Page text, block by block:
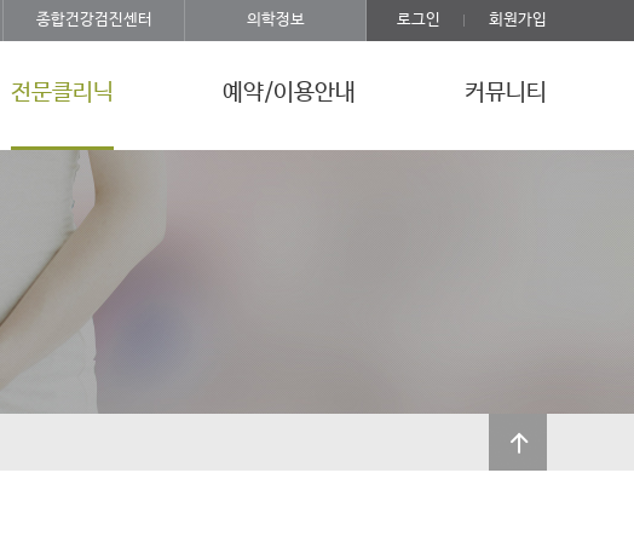
로그인 회원가입
종합건강검진센터 의학정보
전문클리닉 예약/이용안내 커뮤니티